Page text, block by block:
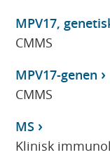
MPV17,
CMMS
MPV17-genen
CMMS
MS
Klinisk